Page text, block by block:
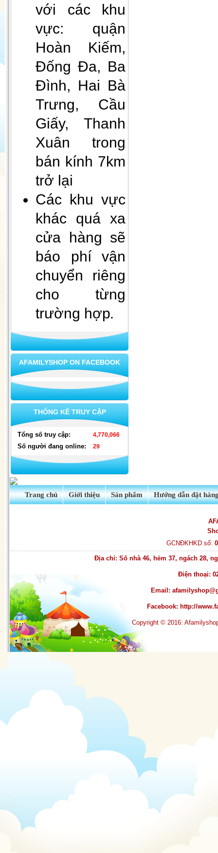
Gối Vietnam Airlines màu xanh
(30cmx35cm)
Đèn decor, đèn ngủ để bàn
Xà bông mùi già - tài lộc vào
Bộ ấm chén cao cấp L8-73 (2)
Đèn nháy thả mành hình ngôi
với các khu
vực: quận
Hoàn Kiếm,
Đống Đa, Ba
Đình, Hai Bà
Trưng, Cầu
Giấy, Thanh
Xuân trong
bán kính 7km
trở lại
Các khu vực
khác quá xa
cửa hàng sẽ
báo phí vận
chuyển riêng
cho từng
trường hợp.
AFAMILYSHOP ON FACEBOOK
THỐNG KÊ TRUY CẬP
Tổng số truy cập: 4,770,066
Số người đang online: 29
Trang chủ Giới thiệu Sản phẩm Hướng dẫn đặt
GCNĐKHKD số:
Địa chỉ: Số nhà 46, hẻm 37, ngách 28,
Điện thoại:
Email:
Facebook: http://
Copyright © 2016: